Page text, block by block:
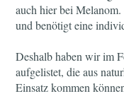
auch hier bei
und benötigt eine
Deshalb haben wir im
aufgelistet, die aus
Einsatz kommen